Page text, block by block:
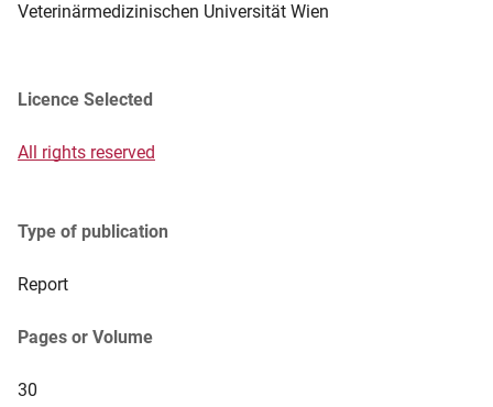
Veterinärmedizinischen Universität Wien
Licence Selected
All rights reserved
Type of publication
Report
Pages or Volume
30